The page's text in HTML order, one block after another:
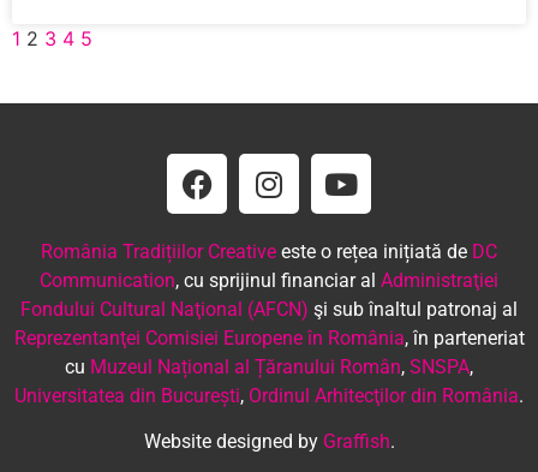
1 2 3 4 5
România Tradițiilor Creative este o rețea inițiată de DC
Communication, cu sprijinul financiar al Administraţiei
Fondului Cultural Naţional (AFCN) şi sub înaltul patronaj al
Reprezentanţei Comisiei Europene în România, în parteneriat
cu Muzeul Național al Țăranului Român, SNSPA,
Universitatea din București, Ordinul Arhitecţilor din România.
Website designed by Graffish.